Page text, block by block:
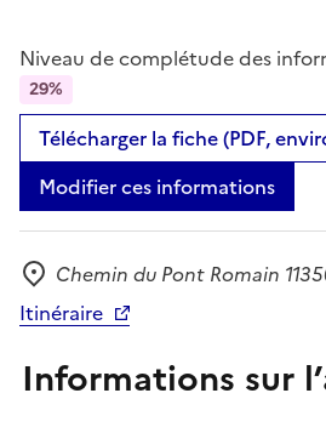
Niveau de complétude des
29%
Télécharger la fiche (PDF,
Modifier ces informations
Adresse
Chemin du Pont Romain
Itinéraire
Informations sur